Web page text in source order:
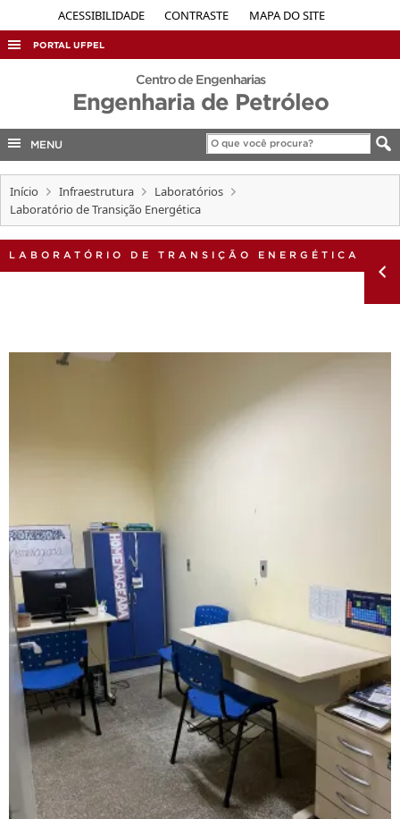
ACESSIBILIDADE CONTRASTE MAPA DO SITE
PORTAL UFPEL
ACESSO À INFORMAÇÃO
AUDITORIA
EDITAIS
INTERNACIONAL
OUVIDORIA
Centro de Engenharias
Engenharia de Petróleo
MENU
Início Infraestrutura
Laboratórios
Laboratório de Transição Energética
LABORATÓRIO DE TRANSIÇÃO ENERGÉTICA